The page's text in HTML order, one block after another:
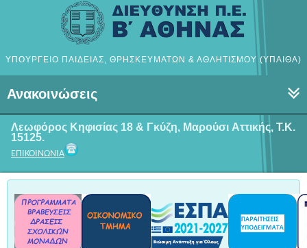
ΥΠΟΥΡΓΕΙΟ ΠΑΙΔΕΙΑΣ, ΘΡΗΣΚΕΥΜΑΤΩΝ & ΑΘΛΗΤΙΣΜΟΥ (ΥΠΑΙΘΑ)
Ανακοινώσεις
Λεωφόρος Κηφισίας 18 & Γκύζη, Μαρούσι Αττικής, Τ.Κ.
15125.
ΕΠΙΚΟΙΝΩΝΙΑ